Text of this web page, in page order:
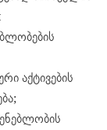
აქტივების